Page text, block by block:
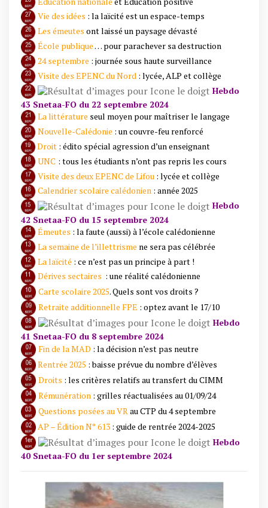
Vie des idées : la laïcité est un espace-temps
Les émeutes ont laissé un paysage dévasté
École publique… pour parachever sa destruction
24 septembre : journée sous haute surveillance
Visite des EPENC du Nord : lycée, ALP et collège
Hebdo
43 Snetaa-FO du 22 septembre 2024
La littérature seul moyen pour maîtriser le langage
Nouvelle-Calédonie : un couvre-feu renforcé
Droit : édito spécial agression d’un enseignant
UNC : tous les étudiants n’ont pas repris les cours
Visite des deux EPENC de Lifou : lycée et collège
Calendrier scolaire calédonien : année 2025
Hebdo
42 Snetaa-FO du 15 septembre 2024
Émeutes : la faute (aussi) à l’école calédonienne
La semaine de l’illettrisme ne sera pas célébrée
La laïcité : ce n’est pas un principe à part !
Dérives sectaires : une réalité calédonienne
Carte scolaire 2025. Quels sont vos droits ?
Retraite additionnelle FPE : optez avant le 17/10
Hebdo
41 Snetaa-FO du 8 septembre 2024
Fin de la MAD : la décision n’est pas neutre
Rentrée 2025 : baisse prévue du nombre d’élèves
Droits : les critères relatifs au transfert du CIMM
Rémunération : grilles réactualisées au 01/09/24
Questions posées au VRau CTP du 4 septembre
AP – Édition N° 613 : guide de rentrée 2024-2025
Hebdo
40 Snetaa-FO du 1er septembre 2024